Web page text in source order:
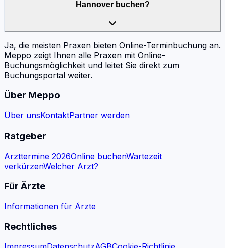
Hannover buchen?
Ja, die meisten Praxen bieten Online-Terminbuchung an.
Meppo zeigt Ihnen alle Praxen mit Online-
Buchungsmöglichkeit und leitet Sie direkt zum
Buchungsportal weiter.
Über Meppo
Über unsKontaktPartner werden
Ratgeber
Arzttermine 2026Online buchenWartezeit
verkürzenWelcher Arzt?
Für Ärzte
Informationen für Ärzte
Rechtliches